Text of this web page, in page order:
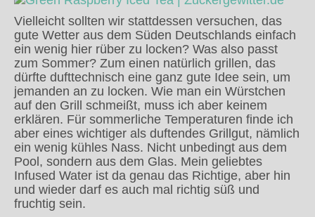
Vielleicht sollten wir stattdessen versuchen, das
gute Wetter aus dem Süden Deutschlands einfach
ein wenig hier rüber zu locken? Was also passt
zum Sommer? Zum einen natürlich grillen, das
dürfte dufttechnisch eine ganz gute Idee sein, um
jemanden an zu locken. Wie man ein Würstchen
auf den Grill schmeißt, muss ich aber keinem
erklären. Für sommerliche Temperaturen finde ich
aber eines wichtiger als duftendes Grillgut, nämlich
ein wenig kühles Nass. Nicht unbedingt aus dem
Pool, sondern aus dem Glas. Mein geliebtes
Infused Water ist da genau das Richtige, aber hin
und wieder darf es auch mal richtig süß und
fruchtig sein.